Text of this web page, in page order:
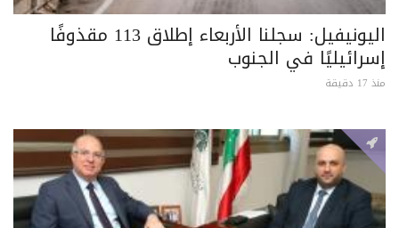
اليونيفيل: سجلنا الأربعاء إطلاق 113 مقذوفًا
إسرائيليًا في الجنوب
منذ 17 دقيقة